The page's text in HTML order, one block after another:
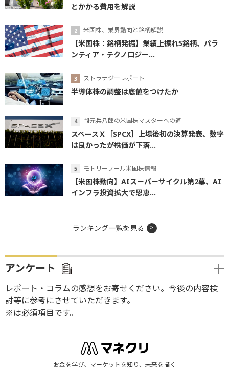
とかかる費用を解説
米国株、業界動向と銘柄解説
【米国株：銘柄発掘】業績上振れ5銘柄、パラ
ンティア・テクノロジー...
ストラテジーレポート
半導体株の調整は底値をつけたか
岡元兵八郎の米国株マスターへの道
スペースＸ［SPCX］上場後初の決算発表、数字
は良かったが株価が下落...
モトリーフール米国株情報
【米国株動向】AIスーパーサイクル第2幕、AI
インフラ投資拡大で恩恵...
ランキング一覧を見る
アンケート
レポート・コラムの感想をお寄せください。今後の内容検
討等に参考にさせていただきます。
※は必須項目です。
お金を学び、マーケットを知り、未来を描く